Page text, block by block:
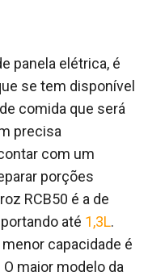
panela elétrica, é
se tem disponível
comida que será
precisa
com um
porções
RCB50 é a de
até 1,3L.
capacidade é
maior modelo da